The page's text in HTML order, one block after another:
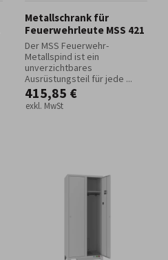
Metallschrank für
Feuerwehrleute MSS 421
Der MSS Feuerwehr-
Metallspind ist ein
unverzichtbares
Ausrüstungsteil für jede ...
415,85 €
exkl. MwSt